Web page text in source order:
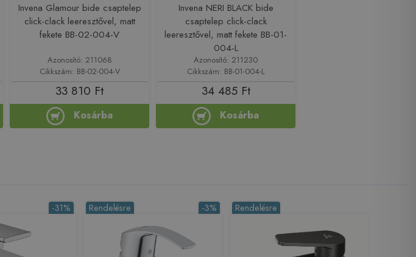
Invena Glamour bide csaptelep
click-clack leeresztővel, matt
fekete BB-02-004-V
Azonosító: 211068
Cikkszám: BB-02-004-V
33 810 Ft
Kosárba
Invena NERI BLACK bide
csaptelep click-clack
leeresztővel, matt fekete BB-01-
004-L
Azonosító: 211230
Cikkszám: BB-01-004-L
34 485 Ft
Kosárba
-31% -3%
Rendelésre Rendelésre